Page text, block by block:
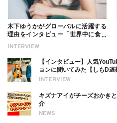
INTERVIEW
木下ゆうかがグローバルに活躍する
理由をインタビュー「世界中に食べ
ついても
INTERVIEW
【インタビュー】人気
ョンに聞いてみた【しもD遅
NEWS
キズナアイがチーズおかき
介